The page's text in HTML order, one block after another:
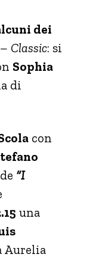
dei
Classic: si
Sophia
di
con
“I
una
Aurelia